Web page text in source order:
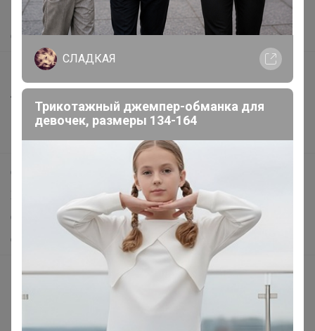
Помощь
О нас
Все предложения
Анонсы
Новости
Поддержка альпак
Самое выгодное
Хиты продаж
Самое желанное
Самое быстрое
Начать зарабатывать с 24-ok
Picabox.ru - Лучшее место для ваших изображений
Розыгрыш - Генератор случайных чисел
СЛАДКАЯ
Трикотажный джемпер-обманка для
девочек, размеры 134-164